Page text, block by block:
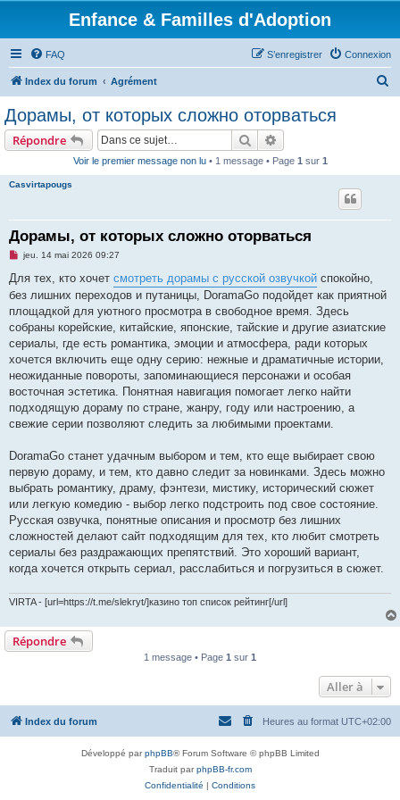
Enfance & Familles d'Adoption
FAQ Connexion
S’enregistrer
Index du forum Agrément
Дорамы, от которых сложно оторваться
Répondre Rechercher
Voir le premier message non lu• 1 message • Page 1 sur 1
Casvirtapougs
Дорамы, от которых сложно оторваться
M
s
a
g
e
n
o
n
l
u
jeu. 14 mai 2026 09:27
Для тех, кто хочет смотреть дорамы с русской озвучкой спокойно,
без лишних переходов и путаницы, DoramaGo подойдет как приятной
площадкой для уютного просмотра в свободное время. Здесь
собраны корейские, китайские, японские, тайские и другие азиатские
сериалы, где есть романтика, эмоции и атмосфера, ради которых
хочется включить еще одну серию: нежные и драматичные истории,
неожиданные повороты, запоминающиеся персонажи и особая
восточная эстетика. Понятная навигация помогает легко найти
подходящую дораму по стране, жанру, году или настроению, а
свежие серии позволяют следить за любимыми проектами.
DoramaGo станет удачным выбором и тем, кто еще выбирает свою
первую дораму, и тем, кто давно следит за новинками. Здесь можно
выбрать романтику, драму, фэнтези, мистику, исторический сюжет
или легкую комедию - выбор легко подстроить под свое состояние.
Русская озвучка, понятные описания и просмотр без лишних
сложностей делают сайт подходящим для тех, кто любит смотреть
сериалы без раздражающих препятствий. Это хороший вариант,
когда хочется открыть сериал, расслабиться и погрузиться в сюжет.
VIRTA - [url=https://t.me/slekryt/]казино топ список рейтинг[/url]
Répondre
1 message • Page 1 sur 1
Aller à
Index du forum Heures au format UTC+02:00
Développé parphpBB® Forum Software © phpBB Limited
Traduit parphpBB-fr.com
Confidentialité | Conditions